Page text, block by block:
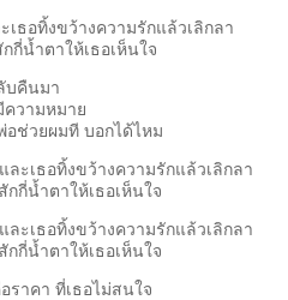
ธอทิ้งขว้างความรักแล้วเลิกลา
กี่น้ำตาให้เธอเห็นใจ
บคืนมา
ความหมาย
อช่วยผมที บอกได้ไหม
ะเธอทิ้งขว้างความรักแล้วเลิกลา
กกี่น้ำตาให้เธอเห็นใจ
ะเธอทิ้งขว้างความรักแล้วเลิกลา
กกี่น้ำตาให้เธอเห็นใจ
ราคา ที่เธอไม่สนใจ